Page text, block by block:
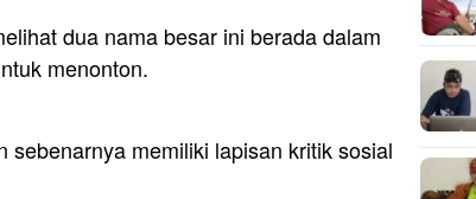
dua nama besar ini berada dalam
menonton.
sebenarnya memiliki lapisan kritik sosial